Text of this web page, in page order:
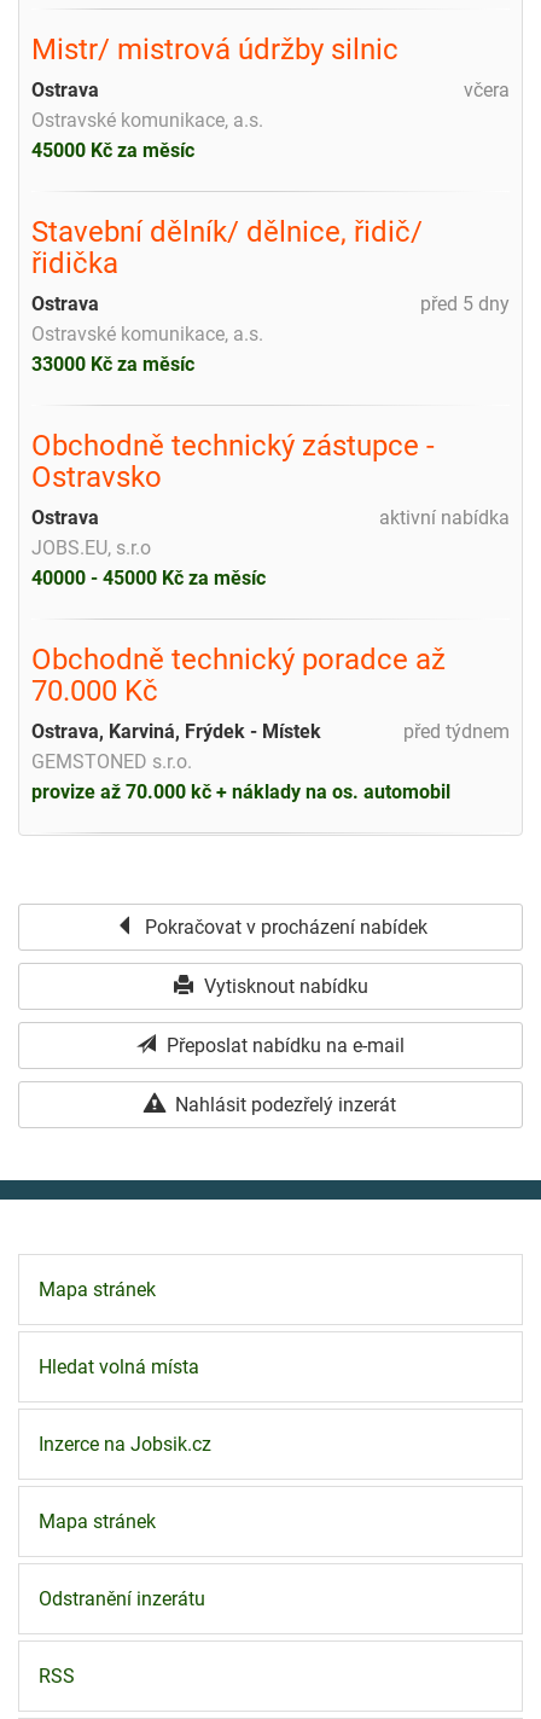
Mistr/ mistrová údržby silnic
včera
Ostrava
Ostravské komunikace, a.s.
45000 Kč za měsíc
Stavební dělník/ dělnice, řidič/
řidička
před 5 dny
Ostrava
Ostravské komunikace, a.s.
33000 Kč za měsíc
Obchodně technický zástupce -
Ostravsko
aktivní nabídka
Ostrava
JOBS.EU, s.r.o
40000 - 45000 Kč za měsíc
Obchodně technický poradce až
70.000 Kč
před týdnem
Ostrava, Karviná, Frýdek - Místek
GEMSTONED s.r.o.
provize až 70.000 kč + náklady na os. automobil
Pokračovat v procházení nabídek
Vytisknout nabídku
Přeposlat nabídku na e-mail
Nahlásit podezřelý inzerát
Mapa stránek
Hledat volná místa
Inzerce na Jobsik.cz
Mapa stránek
Odstranění inzerátu
RSS